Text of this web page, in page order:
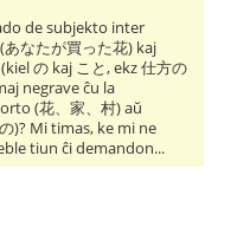
de subjekto inter
なたが買った花) kaj
の kaj こと, ekz 仕方の
negrave ĉu la
(花、家、村) aŭ
)? Mi timas, ke mi ne
tiun ĉi demandon...